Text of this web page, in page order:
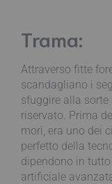
Trama:
Attraverso fitte
scandagliano i
sfuggire alla
riservato. Prima
morì, era uno dei
perfetto della
dipendono in tutto
artificiale